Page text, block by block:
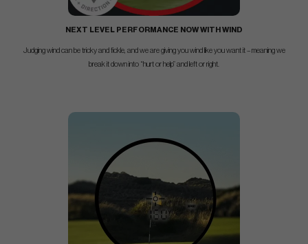
NEXT LEVEL PERFORMANCE NOW WITH WIND
Judging wind can be tricky and fickle, and we are giving you wind like you want it – meaning we
break it down into “hurt or help” and left or right.